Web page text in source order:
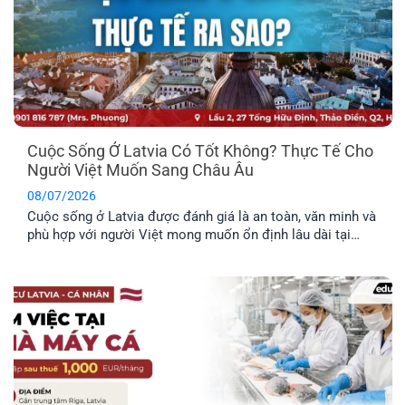
Cuộc Sống Ở Latvia Có Tốt Không? Thực Tế Cho
Người Việt Muốn Sang Châu Âu
08/07/2026
Cuộc sống ở Latvia được đánh giá là an toàn, văn minh và
phù hợp với người Việt mong muốn ổn định lâu dài tại
về môi trường sống, văn hóa và phúc lợi dành riêng cho
công dân.